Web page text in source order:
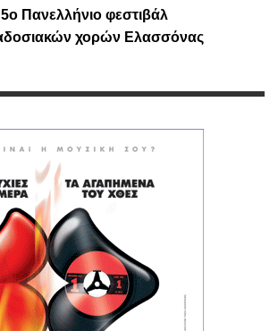
5ο Πανελλήνιο φεστιβάλ
χορών Ελασσόνας